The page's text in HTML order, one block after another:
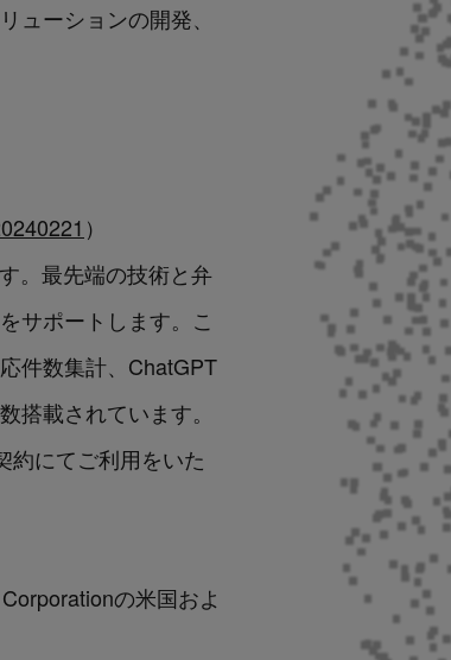
ーションの開発、
）
。最先端の技術と弁
サポートします。こ
件数集計、ChatGPT
載されています。
約にてご利用をいた
の米国およ